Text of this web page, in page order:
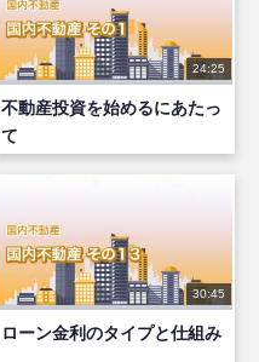
24:25
不動産投資を始めるにあたっ
て
30:45
ローン金利のタイプと仕組み